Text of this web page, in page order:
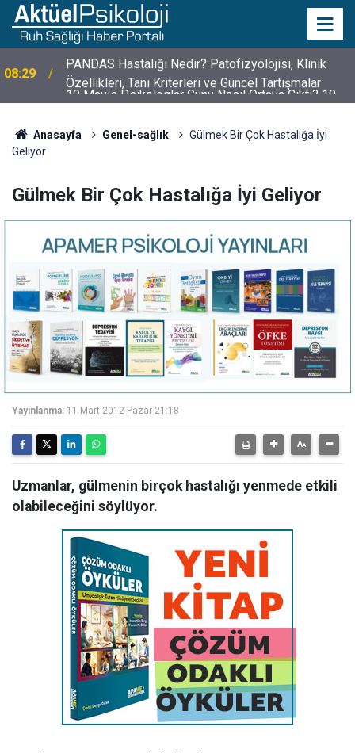
10:30
10 Mayıs Psikologlar Günü Nasıl Ortaya Çıktı? 10
Mayıs Tarihinin Hikayesi
Anasayfa Genel-sağlık
Gülmek Bir Çok Hastalığa İyi
Geliyor
Gülmek Bir Çok Hastalığa İyi Geliyor
Yayınlanma: 11 Mart 2012 Pazar 21:18
Uzmanlar, gülmenin birçok hastalığı yenmede etkili
olabileceğini söylüyor.